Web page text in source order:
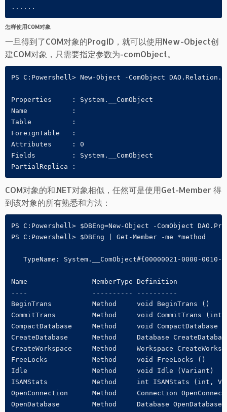
......
怎样使用COM对象
一旦得到了COM对象的ProgID，就可以使用New-Object创
建COM对象，只需要指定参数为-comObject。
PS C:Powershell> New-Object -ComObject
Properties     : System.__ComObject
Name           :
Table          :
ForeignTable   :
Attributes     : 0
Fields         : System.__ComObject
PartialReplica :
COM对象的和.NET对象相似，任然可是使用Get-Member 得
到该对象的所有熟悉和方法：
PS C:Powershell> $DBEng=New-Object -ComObject
PS C:Powershell> $DBEng | Get-Member -me *method
TypeName: System.__ComObject#{00000021-0000-0010-
Name                MemberType Definition
----                ---------- ----------
BeginTrans          Method     void BeginTrans ()
CommitTrans         Method     void CommitTrans (int)
CompactDatabase     Method     void
CreateDatabase      Method     Database
CreateWorkspace     Method     Workspace
FreeLocks           Method     void FreeLocks ()
Idle                Method     void Idle (Variant)
ISAMStats           Method     int ISAMStats (int,
OpenConnection      Method     Connection
OpenDatabase        Method     Database